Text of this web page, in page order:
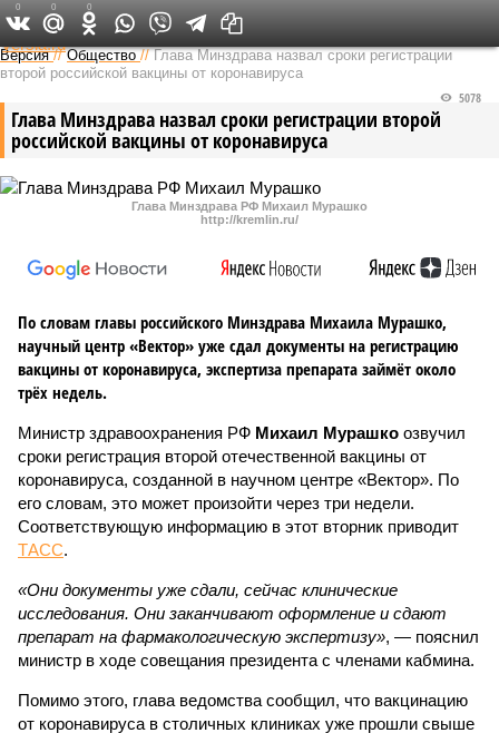
Федеральный выпуск
Версия //Общество //Глава Минздрава назвал сроки регистрации
второй российской вакцины от коронавируса
Глава Минздрава назвал сроки регистрации второй
российской вакцины от коронавируса
5078
Глава Минздрава РФ Михаил Мурашко
http://kremlin.ru/
По словам главы российского Минздрава Михаила Мурашко,
научный центр «Вектор» уже сдал документы на регистрацию
вакцины от коронавируса, экспертиза препарата займёт около
трёх недель.
Министр здравоохранения РФ Михаил Мурашко озвучил
сроки регистрация второй отечественной вакцины от
коронавируса, созданной в научном центре «Вектор». По
его словам, это может произойти через три недели.
Соответствующую информацию в этот вторник приводит
ТАСС.
«Они документы уже сдали, сейчас клинические
исследования. Они заканчивают оформление и сдают
препарат на фармакологическую экспертизу», — пояснил
министр в ходе совещания президента с членами кабмина.
Помимо этого, глава ведомства сообщил, что вакцинацию
от коронавируса в столичных клиниках уже прошли свыше
0 0 0